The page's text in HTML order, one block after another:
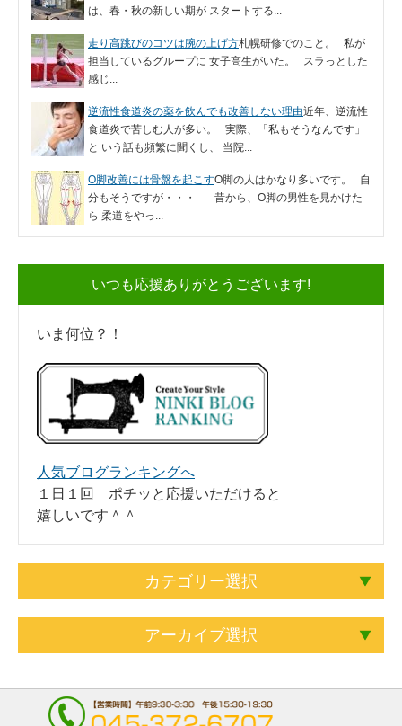
は、春・秋の新しい期が スタートする...
走り高跳びのコツは腕の上げ方札幌研修でのこと。 私が
担当しているグループに 女子高生がいた。 スラっとした
感じ...
逆流性食道炎の薬を飲んでも改善しない理由近年、逆流性
食道炎で苦しむ人が多い。 実際、「私もそうなんです」
と いう話も頻繁に聞くし、 当院...
O脚改善には骨盤を起こすO脚の人はかなり多いです。 自
分もそうですが・・・ 昔から、O脚の男性を見かけた
ら 柔道をやっ...
いつも応援ありがとうございます!
いま何位？！
人気ブログランキングへ
１日１回 ポチッと応援いただけると
嬉しいです＾＾
カテゴリー選択
アーカイブ選択